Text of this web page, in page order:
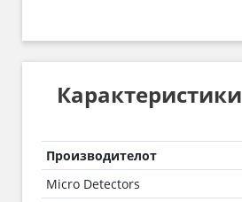
Карактеристики
Производителот
Micro Detectors